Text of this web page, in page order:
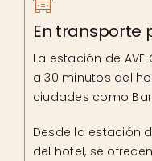
En transporte
La estación de
a 30 minutos del
ciudades como
Desde la estación
del hotel, se